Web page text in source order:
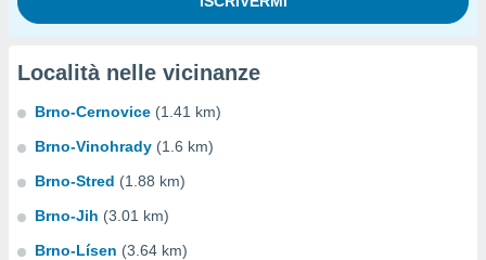
Località nelle vicinanze
Brno-Cernovice (1.41 km)
Brno-Vinohrady (1.6 km)
Brno-Stred (1.88 km)
Brno-Jih (3.01 km)
Brno-Lísen (3.64 km)